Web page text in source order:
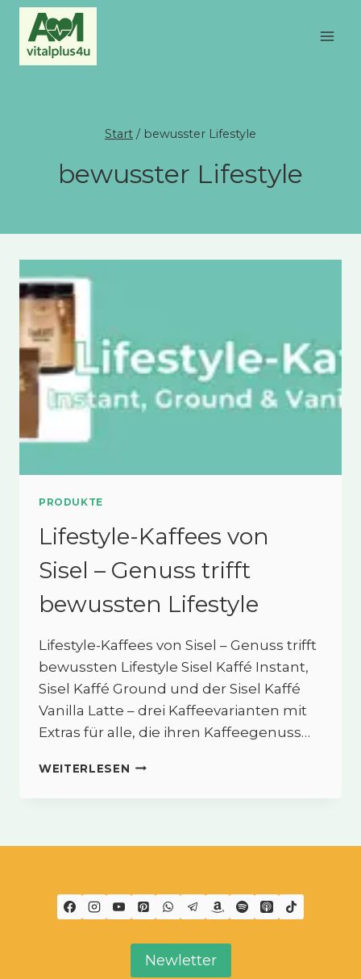
Zum
Inhalt
springen
Start / bewusster Lifestyle
bewusster Lifestyle
PRODUKTE
Lifestyle-Kaffees von
Sisel – Genuss trifft
bewussten Lifestyle
Lifestyle-Kaffees von Sisel – Genuss trifft
bewussten Lifestyle Sisel Kaffé Instant,
Sisel Kaffé Ground und der Sisel Kaffé
Vanilla Latte – drei Kaffeevarianten mit
Extras für alle, die ihren Kaffeegenuss…
WEITERLESEN LIFESTYLE-
GENUSS
LIFESTYLE
Newletter